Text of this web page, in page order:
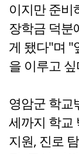
이지만 준비
장학금 덕분
게 됐다"며 "
을 이루고
영암군 학교
세까지 학교
지원, 진로